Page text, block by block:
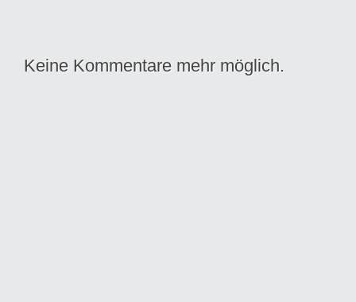
Keine Kommentare mehr möglich.